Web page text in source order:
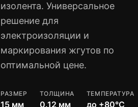
изолента. Универсальное
решение для
электроизоляции и
маркирования жгутов по
оптимальной цене.
РАЗМЕР
15 мм
ТОЛЩИНА
0.12 мм
ТЕМПЕРАТУРА
до +80°C